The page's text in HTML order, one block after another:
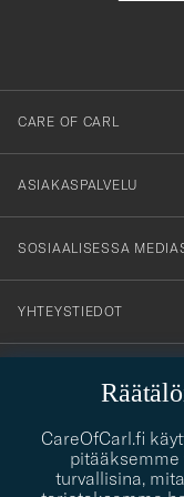
CareOfCarl.fi
turvallisina,
dig
till
vårt
nyhetsbrev!
CARE OF CARL
ASIAKASPALVELU
SOSIAALISESSA
YHTEYSTIEDOT
Kaipaatko apua
mielellämme!